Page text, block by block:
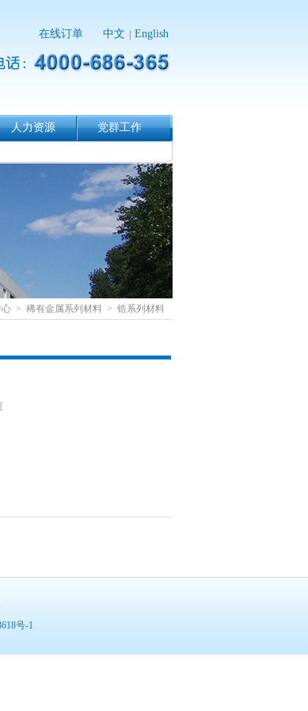
在线订单 中文 English
人力资源 党群工作
心 > 稀有金属系列材料 > 锆系列材料
号-1